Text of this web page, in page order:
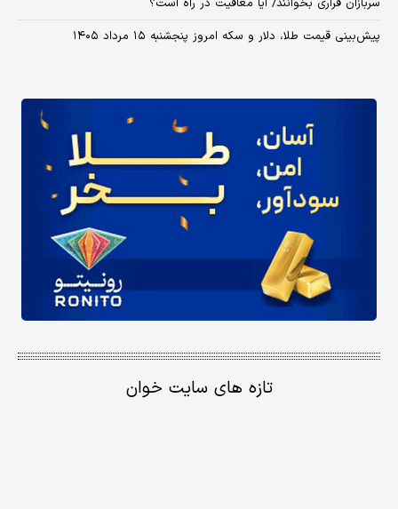
سربازان فراری بخوانند/ آیا معافیت در راه است؟
پیش‌بینی قیمت طلا، دلار و سکه امروز پنجشنبه ۱۵ مرداد ۱۴۰۵
تازه های سایت خوان